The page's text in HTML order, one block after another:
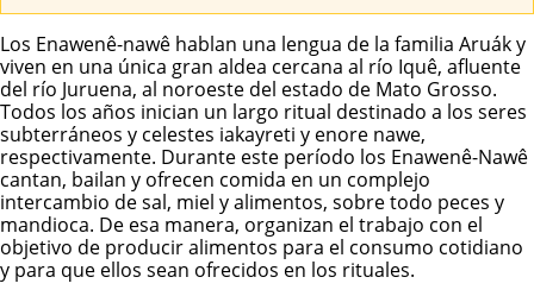
Los Enawenê-nawê hablan una lengua de la familia Aruák y
viven en una única gran aldea cercana al río Iquê, afluente
del río Juruena, al noroeste del estado de Mato Grosso.
Todos los años inician un largo ritual destinado a los seres
subterráneos y celestes iakayreti y enore nawe,
respectivamente. Durante este período los Enawenê-Nawê
cantan, bailan y ofrecen comida en un complejo
intercambio de sal, miel y alimentos, sobre todo peces y
mandioca. De esa manera, organizan el trabajo con el
objetivo de producir alimentos para el consumo cotidiano
y para que ellos sean ofrecidos en los rituales.